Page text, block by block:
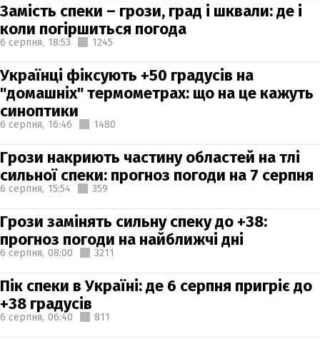
Замість спеки – грози, град і шквали: де і
коли погіршиться погода
6 серпня, 18:53 1245
Українці фіксують +50 градусів на
"домашніх" термометрах: що на це кажуть
синоптики
6 серпня, 16:46 1480
Грози накриють частину областей на тлі
сильної спеки: прогноз погоди на 7 серпня
6 серпня, 15:54 359
Грози замінять сильну спеку до +38:
прогноз погоди на найближчі дні
6 серпня, 08:00 3211
Пік спеки в Україні: де 6 серпня пригріє до
+38 градусів
6 серпня, 06:40 811